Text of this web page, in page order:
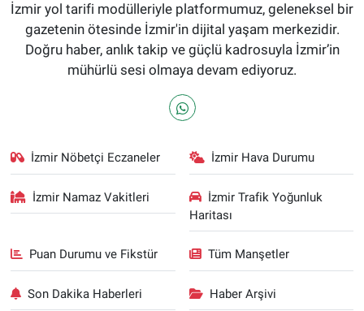
İzmir yol tarifi modülleriyle platformumuz, geleneksel bir
gazetenin ötesinde İzmir'in dijital yaşam merkezidir.
Doğru haber, anlık takip ve güçlü kadrosuyla İzmir’in
mühürlü sesi olmaya devam ediyoruz.
İzmir Nöbetçi Eczaneler İzmir Hava Durumu
İzmir Namaz Vakitleri
İzmir Trafik Yoğunluk
Haritası
Puan Durumu ve Fikstür Tüm Manşetler
Son Dakika Haberleri Haber Arşivi